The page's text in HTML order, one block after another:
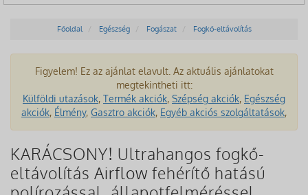
Főoldal Egészség Fogászat Fogkő-eltávolítás
Figyelem! Ez az ajánlat elavult. Az aktuális ajánlatokat
megtekintheti itt:
Külföldi utazások, Termék akciók, Szépség akciók, Egészség
akciók, Élmény, Gasztro akciók, Egyéb akciós szolgáltatások,
KARÁCSONY! Ultrahangos fogkő-
eltávolítás Airflow fehérítő hatású